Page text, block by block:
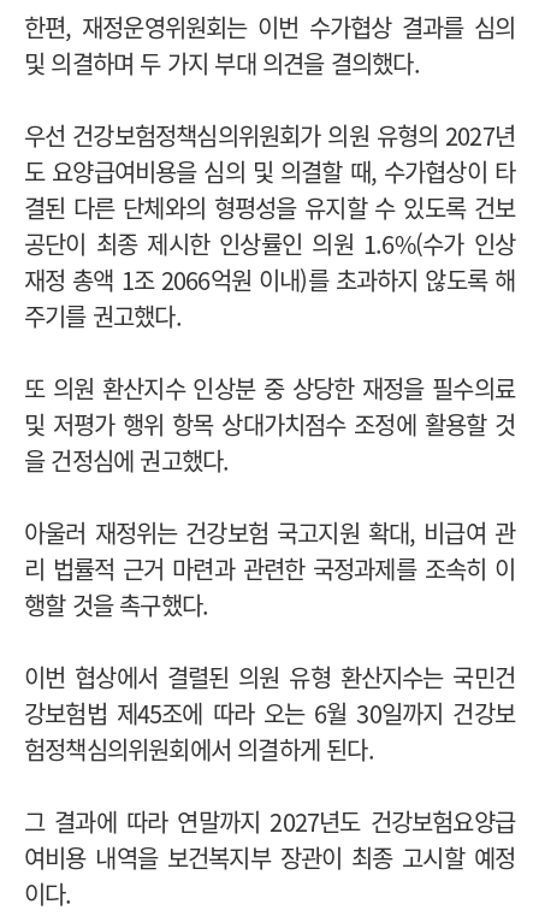
한편, 재정운영위원회는 이번 수가협상 결과를 심의
및 의결하며 두 가지 부대 의견을 결의했다.
우선 건강보험정책심의위원회가 의원 유형의 2027년
도 요양급여비용을 심의 및 의결할 때, 수가협상이 타
결된 다른 단체와의 형평성을 유지할 수 있도록 건보
공단이 최종 제시한 인상률인 의원 1.6%(수가 인상
재정 총액 1조 2066억원 이내)를 초과하지 않도록 해
주기를 권고했다.
또 의원 환산지수 인상분 중 상당한 재정을 필수의료
및 저평가 행위 항목 상대가치점수 조정에 활용할 것
을 건정심에 권고했다.
아울러 재정위는 건강보험 국고지원 확대, 비급여 관
리 법률적 근거 마련과 관련한 국정과제를 조속히 이
행할 것을 촉구했다.
이번 협상에서 결렬된 의원 유형 환산지수는 국민건
강보험법 제45조에 따라 오는 6월 30일까지 건강보
험정책심의위원회에서 의결하게 된다.
그 결과에 따라 연말까지 2027년도 건강보험요양급
여비용 내역을 보건복지부 장관이 최종 고시할 예정
이다.